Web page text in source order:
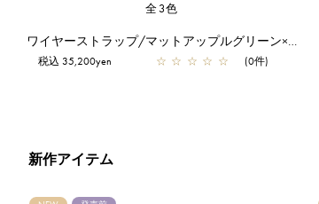
全3色
ワイヤーストラップ/マットアップルグリーン×ホワイト
税込 35,200yen ☆ ☆ ☆ ☆ ☆ (0件)
新作アイテム